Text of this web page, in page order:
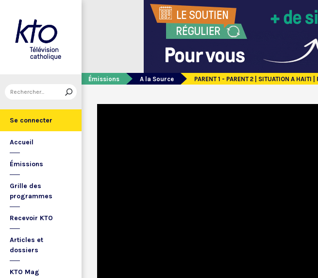
Se connecter
Accueil
Émissions
Grille des
programmes
Recevoir KTO
Articles et
dossiers
KTO Mag
Émissions A la Source PARENT 1 - PARENT 2 | SITUATION A HAITI |